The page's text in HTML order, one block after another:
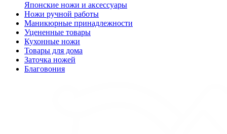
Японские ножи и аксессуары
Ножи ручной работы
Маникюрные принадлежности
Уцененные товары
Кухонные ножи
Товары для дома
Заточка ножей
Благовония